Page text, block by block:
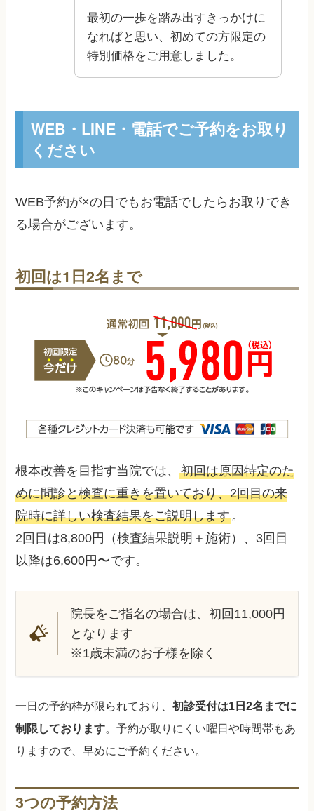
最初の一歩を踏み出すきっかけに
なればと思い、初めての方限定の
特別価格をご用意しました。
WEB・LINE・電話でご予約をお取り
ください
WEB予約が×の日でもお電話でしたらお取りでき
る場合がございます。
初回は1日2名まで
根本改善を目指す当院では、初回は原因特定のた
めに問診と検査に重きを置いており、2回目の来
院時に詳しい検査結果をご説明します。
2回目は8,800円（検査結果説明＋施術）、3回目
以降は6,600円〜です。
院長をご指名の場合は、初回11,000円
となります
※1歳未満のお子様を除く
一日の予約枠が限られており、初診受付は1日2名までに
制限しております。予約が取りにくい曜日や時間帯もあ
りますので、早めにご予約ください。
3つの予約方法